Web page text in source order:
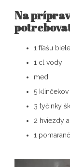
Na
1 fľašu
1 cl vody
med
5 klinčekov
3 tyčinky
2 hviezdy
1